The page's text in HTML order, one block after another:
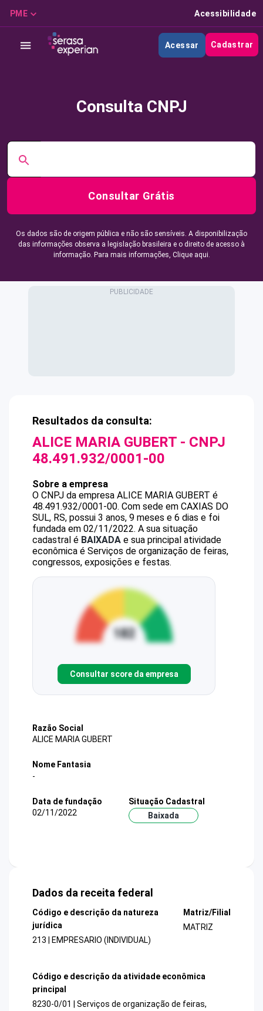
PME Acessibilidade
Acessar Cadastrar
Consulta CNPJ
Consultar Grátis
Os dados são de origem pública e não são sensíveis. A disponibilização
das informações observa a legislação brasileira e o direito de acesso à
informação. Para mais informações, Clique aqui.
Resultados da consulta:
ALICE MARIA GUBERT - CNPJ
48.491.932/0001-00
Sobre a empresa
O CNPJ da empresa ALICE MARIA GUBERT é
48.491.932/0001-00. Com sede em CAXIAS DO
SUL, RS, possui 3 anos, 9 meses e 6 dias e foi
fundada em 02/11/2022. A sua situação
cadastral é BAIXADA e sua principal atividade
econômica é Serviços de organização de feiras,
congressos, exposições e festas.
Consultar score da empresa
Razão Social
ALICE MARIA GUBERT
Nome Fantasia
-
Data de fundação
02/11/2022
Situação Cadastral
Baixada
Dados da receita federal
Código e descrição da natureza
jurídica
213 | EMPRESARIO (INDIVIDUAL)
Matriz/Filial
MATRIZ
Código e descrição da atividade econômica
principal
8230-0/01 | Serviços de organização de feiras,